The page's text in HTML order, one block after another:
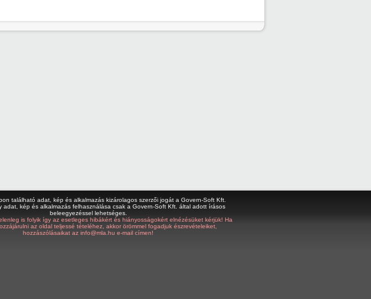
található adat, kép és alkalmazás kizárolagos szerzői jogát a Govern-Soft Kft.
adat, kép és alkalmazás felhasználása csak a Govern-Soft Kft. által adott írásos
beleegyezéssel lehetséges.
is folyik így az esetleges hibákért és hiányosságokért elnézésüket kérjük! Ha
az oldal teljessé tételéhez, akkor örömmel fogadjuk észrevételeiket,
hozzászólásaikat az info@mla.hu e-mail címen!